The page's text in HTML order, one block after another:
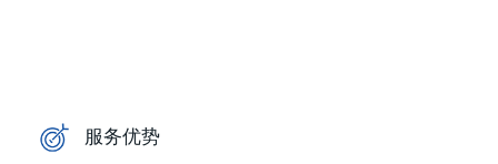
服务优势